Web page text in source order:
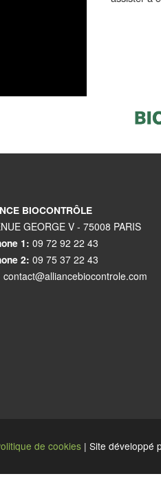
BIOCONTRÔLE
GEORGE V - 75008 PARIS
1: 09 72 92 22 43
2: 09 75 37 22 43
contact@alliancebiocontrole.com
de cookies| Site développé